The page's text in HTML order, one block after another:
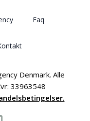
Faq
Denmark. Alle
33963548